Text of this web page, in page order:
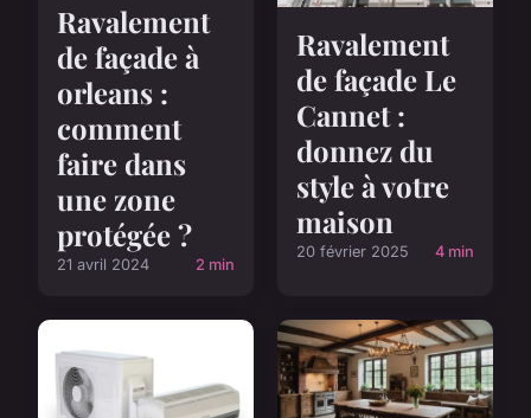
Ravalement
de façade à
orleans :
comment
faire dans
une zone
protégée ?
21 avril 2024 2 min
Ravalement
de façade Le
Cannet :
donnez du
style à votre
maison
20 février 2025 4 min